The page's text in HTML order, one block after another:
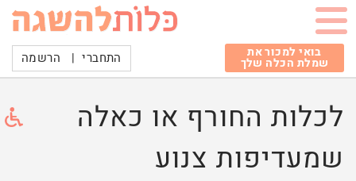
בואי למכור את
שמלת הכלה שלך התחברי | הרשמה
לכלות החורף או כאלה
שמעדיפות צנוע